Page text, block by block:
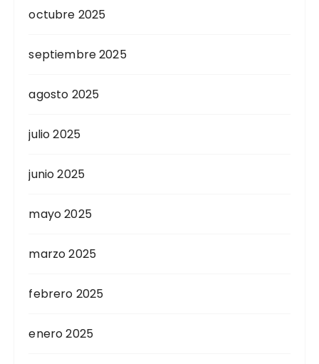
octubre 2025
septiembre 2025
agosto 2025
julio 2025
junio 2025
mayo 2025
marzo 2025
febrero 2025
enero 2025